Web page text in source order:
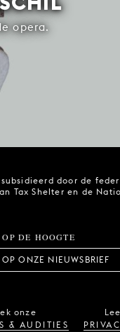
opera.
door de
Tax Shelter en de
DE HOOGTE
ONZE NIEUWSBRIEF
onze
& AUDITIES